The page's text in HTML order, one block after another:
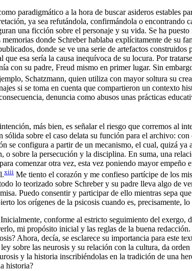
paradigmático a la hora de buscar asideros estables
ya sea refutándola, confirmándola o encontrando
una ficción sobre el personaje y su vida. Se ha
donde Schreber hablaba explícitamente de su
donde se ve una serie de artefactos
esa sería la causa inequívoca de su locura. Por
con su padre, Freud mismo en primer lugar. Sin
Schatzmann, quien utiliza con mayor soltura su
si se toma en cuenta que compartieron un contexto
denuncia como abusos unas prácticas
más bien, es señalar el riesgo que corremos al
sobre el caso delata su función para el archivo:
se configura a partir de un mecanismo, el cual, quizá
sobre la persecución y la disciplina. En suma, una
comenzar otra vez, esta vez poniendo mayor empeño
xiii Me tiento el corazón y me confieso partícipe de los
lo teorizado sobre Schreber y su padre lleva algo de
Puedo consentir y participar de ello mientras sepa
los orígenes de la psicosis cuando es, precisamente, lo
conforme al estricto seguimiento del
mi propósito inicial y las reglas de la buena
Ahora, decía, se esclarece su importancia para este
sobre las neurosis y su relación con la cultura, da
y la historia inscribiéndolas en la tradición de una
historia?